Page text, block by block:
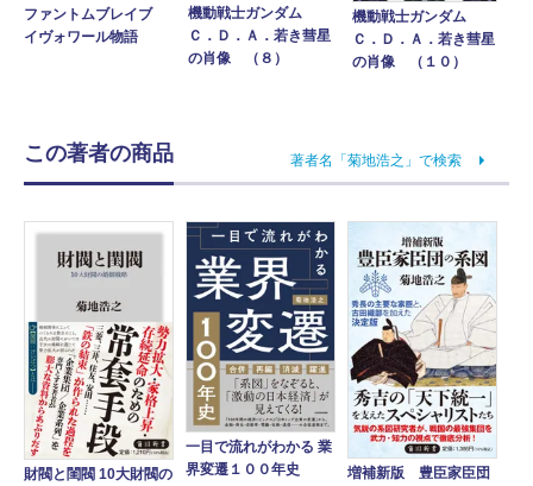
ファントムブレイブ
イヴォワール物語
機動戦士ガンダム
Ｃ．Ｄ．Ａ．若き彗星
の肖像 （８）
機動戦士ガンダム
Ｃ．Ｄ．Ａ．若き彗星
の肖像 （１０）
この著者の商品 著者名「菊地浩之」で検索
財閥と閨閥 10大財閥の
一目で流れがわかる 業
界変遷１００年史
増補新版 豊臣家臣団